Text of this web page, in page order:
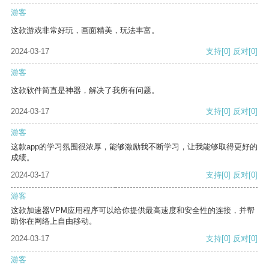
游客
这款游戏非常好玩，画面精美，玩法丰富。
2024-03-17 支持[0] 反对[0]
游客
这款软件简直是神器，解决了我所有问题。
2024-03-17 支持[0] 反对[0]
游客
这款app的学习氛围很浓厚，能够激励我不断学习，让我能够取得更好的
成绩。
2024-03-17
支持[0] 反对[0]
游客
这款加速器VPM应用程序可以给你提供最高速度和安全性的连接，并帮
助你在网络上自由移动。
2024-03-17
支持[0] 反对[0]
游客